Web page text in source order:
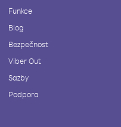
Funkce
Blog
Bezpečnost
Viber Out
Sazby
Podpora